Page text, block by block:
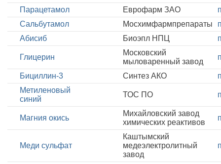
Парацетамол Еврофарм ЗАО
Сальбутамол
Мосхимфармпрепараты
Абисиб
Биоэпл НПЦ
Глицерин
Московский
мыловаренный завод
Бициллин-3 Синтез АКО
Метиленовый
синий
ТОС ПО
Магния окись
Михайловский завод
химических реактивов
Меди сульфат
Каштымский
медеэлектролитный
завод